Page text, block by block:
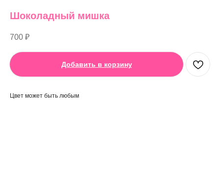
Шоколадный мишка
700 ₽
Добавить в корзину
Цвет может быть любым